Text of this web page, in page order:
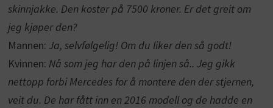
skinnjakke. Den koster på 7500 kroner. Er det greit om
jeg kjøper den?
Mannen: Ja, selvfølgelig! Om du liker den så godt!
Kvinnen: Nå som jeg har den på linjen så.. Jeg gikk
nettopp forbi Mercedes for å montere den der stjernen,
veit du. De har fått inn en 2016 modell og de hadde en